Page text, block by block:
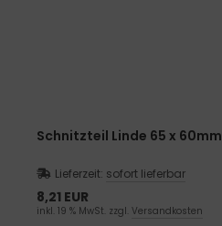
Schnitzteil Linde 65 x 60mm
Lieferzeit: sofort lieferbar
8,21 EUR
inkl. 19 % MwSt. zzgl. Versandkosten